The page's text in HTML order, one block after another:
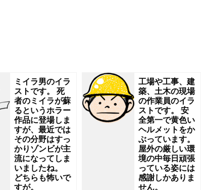
ミイラ男のイラ
ストです。 死
者のミイラが蘇
るというホラー
作品に登場しま
すが、最近では
その分野はすっ
かりゾンビが主
流になってしま
いましたね。
どちらも怖いで
すが。
工場や工事、建
築、土木の現場
の作業員のイラ
ストです。 安
全第一で黄色い
ヘルメットをか
ぶっています。
屋外の厳しい環
境の中毎日頑張
っている姿には
感謝しかありま
せん。